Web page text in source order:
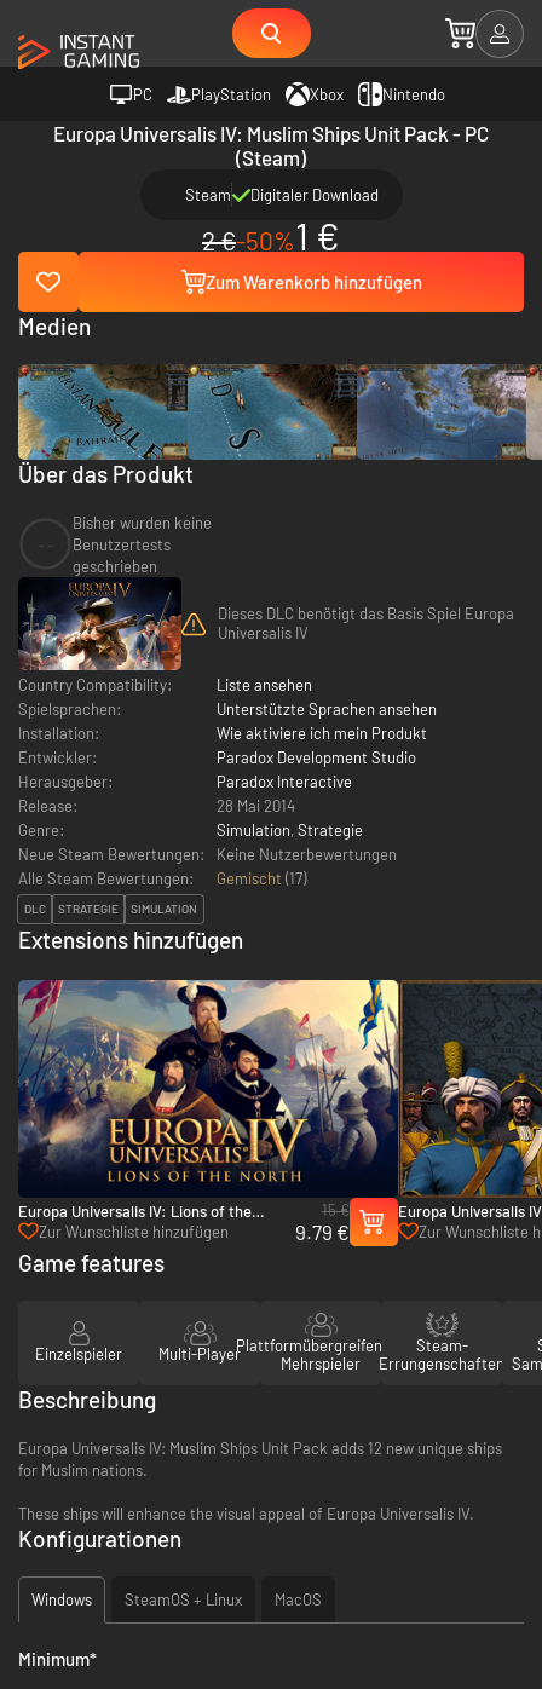
PC PlayStation Xbox Nintendo
Europa Universalis IV: Muslim Ships Unit Pack - PC
(Steam)
Steam Digitaler Download
2 €-50%1 €
Zum Warenkorb hinzufügen
Über das Produkt
Bisher wurden keine
Benutzertests
geschrieben
Dieses DLC benötigt das Basis Spiel Europa
Universalis IV
Country Compatibility:
Liste ansehen
Spielsprachen:
Unterstützte Sprachen ansehen
Installation:
Wie aktiviere ich mein Produkt
Entwickler:
Paradox Development Studio
Herausgeber:
Paradox Interactive
Release:
28 Mai 2014
Genre:
Simulation, Strategie
Neue Steam Bewertungen:
Keine Nutzerbewertungen
Alle Steam Bewertungen:
Gemischt (17)
DLC STRATEGIE SIMULATION
Extensions hinzufügen
Europa Universalis IV: Lions of the
North - PC (Steam)
Zur Wunschliste hinzufügen
15 €
9.79 €
Europa Universalis
Pack - PC (Steam)
Zur Wunschliste
Medien
Game features
Einzelspieler Multi-PlayerPlattformübergreifender
Mehrspieler
Steam-
Errungenschaften
Beschreibung
Europa Universalis IV: Muslim Ships Unit Pack adds 12 new unique ships
for Muslim nations.
These ships will enhance the visual appeal of Europa Universalis IV.
Konfigurationen
Windows SteamOS + Linux MacOS
Minimum*